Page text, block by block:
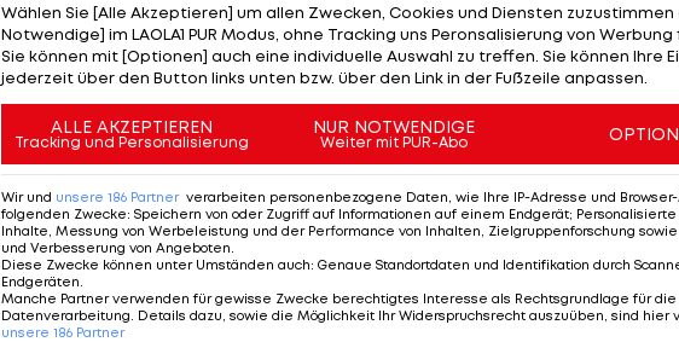
Wählen Sie [Alle Akzeptieren] um allen Zwecken, Cookies und Diensten zuzustimmen
Notwendige] im LAOLA1 PUR Modus, ohne Tracking uns Peronsalisierung von
Sie können mit [Optionen] auch eine individuelle Auswahl zu treffen. Sie können Ihre
jederzeit über den Button links unten bzw. über den Link in der Fußzeile anpassen.
ALLE AKZEPTIEREN
Tracking und Personalisierung
NUR NOTWENDIGE
Weiter mit PUR-Abo
Wir und unsere 186 Partner verarbeiten personenbezogene Daten, wie Ihre IP-Adresse und
folgenden Zwecke: Speichern von oder Zugriff auf Informationen auf einem Endgerät;
Inhalte, Messung von Werbeleistung und der Performance von Inhalten, Zielgruppenforschung sowie
und Verbesserung von Angeboten
Diese Zwecke können unter Umständen auch: Genaue Standortdaten und Identifikation durch
Endgeräten
Manche Partner verwenden für gewisse Zwecke berechtigtes Interesse als Rechtsgrundlage für die
Datenverarbeitung. Details dazu, sowie die Möglichkeit Ihr Widerspruchsrecht auszuüben, sind hier
unsere 186 Partner